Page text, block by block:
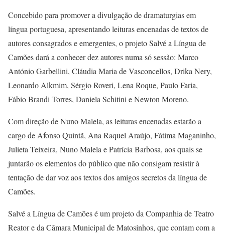
Concebido para promover a divulgação de dramaturgias em
língua portuguesa, apresentando leituras encenadas de textos de
autores consagrados e emergentes, o projeto Salvé a Língua de
Camões dará a conhecer dez autores numa só sessão: Marco
António Garbellini, Cláudia Maria de Vasconcellos, Drika Nery,
Leonardo Alkmim, Sérgio Roveri, Lena Roque, Paulo Faria,
Fábio Brandi Torres, Daniela Schitini e Newton Moreno.
Com direção de Nuno Malela, as leituras encenadas estarão a
cargo de Afonso Quintã, Ana Raquel Araújo, Fátima Maganinho,
Julieta Teixeira, Nuno Malela e Patrícia Barbosa, aos quais se
juntarão os elementos do público que não consigam resistir à
tentação de dar voz aos textos dos amigos secretos da língua de
Camões.
Salvé a Língua de Camões é um projeto da Companhia de Teatro
Reator e da Câmara Municipal de Matosinhos, que contam com a